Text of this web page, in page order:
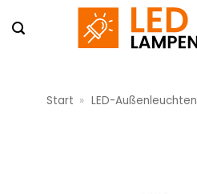
Inhalt
Start » LED-Außenleuchten